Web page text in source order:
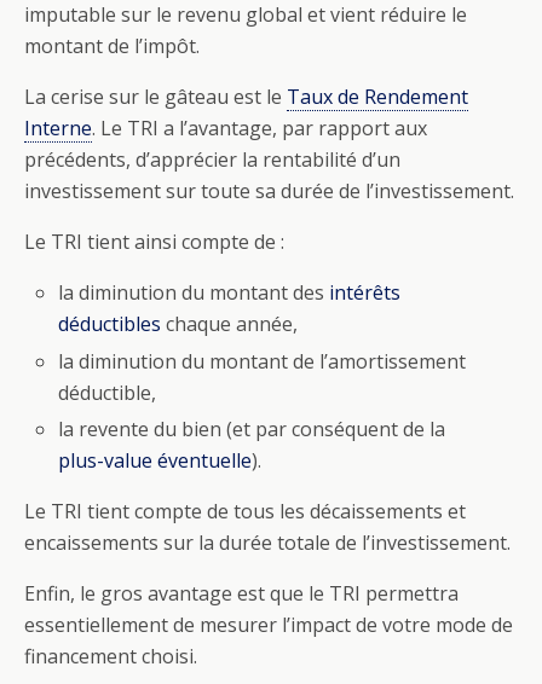
imputable sur le revenu global et vient réduire le
montant de l’impôt.
La cerise sur le gâteau est le Taux de Rendement
Interne. Le TRI a l’avantage, par rapport aux
précédents, d’apprécier la rentabilité d’un
investissement sur toute sa durée de l’investissement.
Le TRI tient ainsi compte de :
la diminution du montant des intérêts
déductibles chaque année,
la diminution du montant de l’amortissement
déductible,
la revente du bien (et par conséquent de la
plus-value éventuelle).
Le TRI tient compte de tous les décaissements et
encaissements sur la durée totale de l’investissement.
Enfin, le gros avantage est que le TRI permettra
essentiellement de mesurer l’impact de votre mode de
financement choisi.